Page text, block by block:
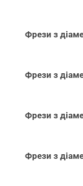
Фрези з
Фрези з
Фрези з
Фрези з